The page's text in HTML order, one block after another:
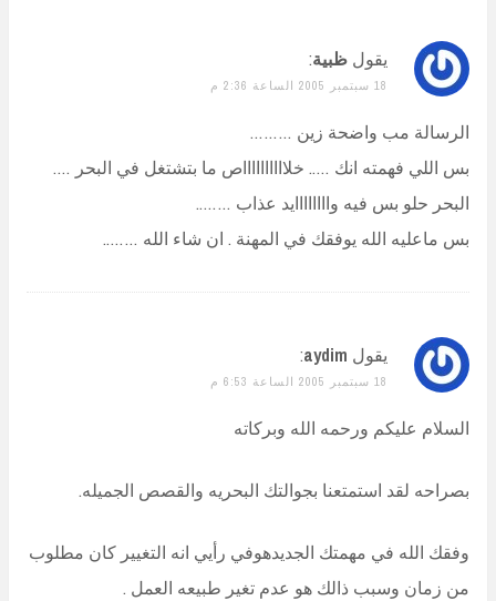
يقول ظبية:
18 سبتمبر 2005 الساعة 2:36 م
الرسالة مب واضحة زين ………
بس اللي فهمته انك ….. خلااااااااااص ما بتشتغل في البحر ….
البحر حلو بس فيه واااااااايد عذاب ……..
بس ماعليه الله يوفقك في المهنة . ان شاء الله ……..
يقول aydim
:
18 سبتمبر 2005 الساعة 6:53 م
السلام عليكم ورحمه الله وبركاته
بصراحه لقد استمتعنا بجوالتك البحريه والقصص الجميله.
وفقك الله في مهمتك الجديدهوفي رأيي انه التغيير كان مطلوب
من زمان وسبب ذالك هو عدم تغير طبيعه العمل .